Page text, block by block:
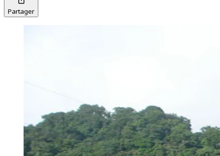
Partager